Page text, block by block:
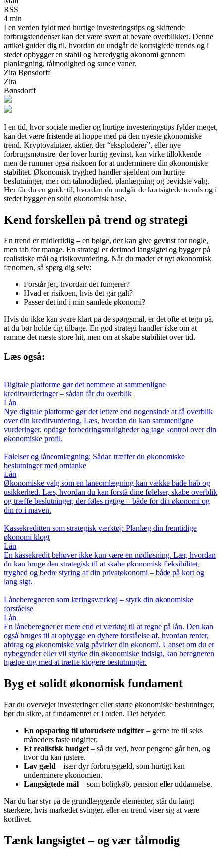
RSS
4 min
I en verden fyldt med hurtige investeringstips og skiftende
forbrugstendenser kan det være svært at bevare overblikket. Denne
artikel guider dig til, hvordan du undgår de kortsigtede trends og i
stedet opbygger en stabil og bæredygtig økonomi gennem
planlægning, tålmodighed og sunde vaner.
Zita Bønsdorff
Zita
Bønsdorff
I en tid, hvor sociale medier og hurtige investeringstips fylder meget,
kan det være fristende at hoppe med på den nyeste økonomiske
trend. Kryptovalutaer, aktier, der “eksploderer”, eller nye
forbrugsmønstre, der lover hurtig gevinst, kan virke tillokkende –
men de rummer også risikoen for at underminere din økonomiske
stabilitet. Økonomisk tryghed handler sjældent om hurtige
beslutninger, men om tålmodighed, planlægning og bevidste valg.
Her får du en guide til, hvordan du undgår de kortsigtede trends og i
stedet bygger en solid økonomisk base.
Kend forskellen på trend og strategi
En trend er midlertidig – en bølge, der kan give gevinst for nogle,
men tab for mange. En strategi er derimod langsigtet og bygger på
realistiske mål og risikovurdering. Når du møder et nyt økonomisk
fænomen, så spørg dig selv:
Forstår jeg, hvordan det fungerer?
Hvad er risikoen, hvis det går galt?
Passer det ind i min samlede økonomi?
Hvis du ikke kan svare klart på de spørgsmål, er det ofte et tegn på,
at du bør holde dig tilbage. En god strategi handler ikke om at
ramme det næste store hit, men om at skabe stabilitet over tid.
Læs også:
Digitale platforme gør det nemmere at sammenligne
kreditvurderinger – sådan får du overblik
Lån
Nye digitale platforme gør det lettere end nogensinde at få overblik
over din kreditvurdering. Læs, hvordan du kan sammenligne
vurderinger, opdage forbedringsmuligheder og tage kontrol over din
økonomiske profil.
Følelser og låneomlægning: Sådan træffer du økonomiske
beslutninger med omtanke
Lån
Økonomiske valg som en låneomlægning kan vække både håb og
usikkerhed. Læs, hvordan du kan forstå dine følelser, skabe overblik
og træffe beslutninger, der føles rigtige – både for din økonomi og
din ro i maven.
Kassekreditten som strategisk værktøj: Planlæg din fremtidige
økonomi klogt
Lån
En kassekredit behøver ikke kun være en nødløsning. Lær, hvordan
du kan bruge den strategisk til at skabe økonomisk fleksibilitet,
tryghed og bedre styring af din privatøkonomi – både på kort og
lang sigt.
Låneberegneren som læringsværktøj – styrk din økonomiske
forståelse
Lån
En låneberegner er mere end et værktøj til at regne på lån. Den kan
også bruges til at opbygge en dybere forståelse af, hvordan renter,
afdrag og økonomiske valg påvirker din økonomi. Uanset om du er
nybegynder eller vil styrke din økonomiske indsigt, kan beregneren
hjælpe dig med at træffe klogere beslutninger.
Byg et solidt økonomisk fundament
Før du overvejer investeringer eller større økonomiske beslutninger,
bør du sikre, at fundamentet er i orden. Det betyder:
En opsparing til uforudsete udgifter – gerne tre til seks
måneders faste udgifter.
Et realistisk budget – så du ved, hvor pengene går hen, og
hvor du kan justere.
Lav gæld – især dyr forbrugsgæld, som hurtigt kan
underminere økonomien.
Langsigtede mål – som boligkøb, pension eller uddannelse.
Når du har styr på de grundlæggende elementer, står du langt
stærkere, hvis markedet svinger, eller en trend viser sig at være
kortlivet.
Tænk langsigtet – og vær tålmodig